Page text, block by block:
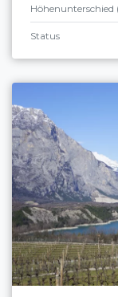
Höhenunterschied
Status